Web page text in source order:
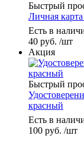
Быстрый
Личная
Есть в
40 руб. /шт
Акция
Быстрый
красный
Есть в
100 руб. /шт